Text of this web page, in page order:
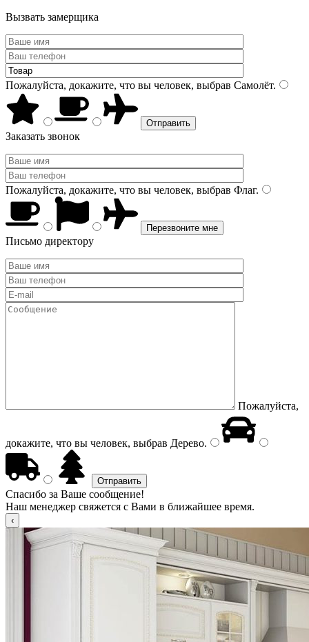
Вызвать замерщика
Пожалуйста, докажите, что вы человек, выбрав Самолёт.
Заказать звонок
Пожалуйста, докажите, что вы человек, выбрав Флаг.
Письмо директору
Пожалуйста,
докажите, что вы человек, выбрав Дерево.
Спасибо за Ваше сообщение!
Наш менеджер свяжется с Вами в ближайшее время.